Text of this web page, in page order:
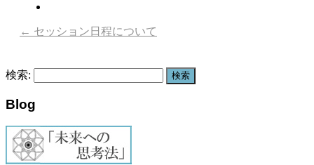
← セッション日程について
検索:
Blog